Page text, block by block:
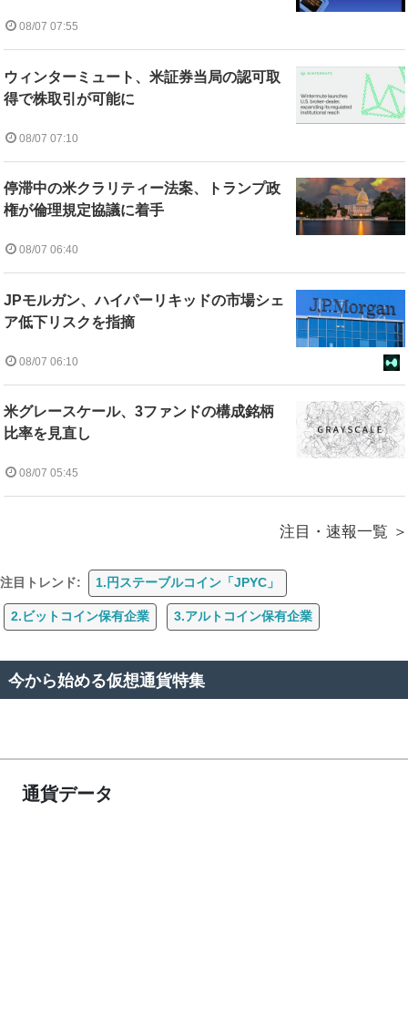
08/07 07:55
ウィンターミュート、米証券当局の認可取
得で株取引が可能に
08/07 07:10
停滞中の米クラリティー法案、トランプ政
権が倫理規定協議に着手
08/07 06:40
JPモルガン、ハイパーリキッドの市場シェ
ア低下リスクを指摘
08/07 06:10
米グレースケール、3ファンドの構成銘柄
比率を見直し
08/07 05:45
注目・速報一覧
注目トレンド: 1.円ステーブルコイン「JPYC」
2.ビットコイン保有企業 3.アルトコイン保有企業
今から始める仮想通貨特集
通貨データ